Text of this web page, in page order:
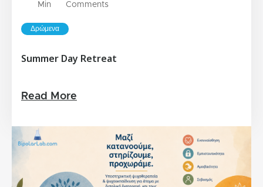
Min Comments
Δρώμενα
Summer Day Retreat
Read More